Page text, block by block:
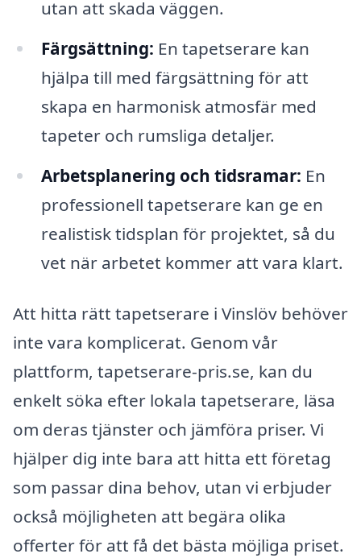
utan att skada väggen.
Färgsättning: En tapetserare kan
hjälpa till med färgsättning för att
skapa en harmonisk atmosfär med
tapeter och rumsliga detaljer.
Arbetsplanering och tidsramar: En
professionell tapetserare kan ge en
realistisk tidsplan för projektet, så du
vet när arbetet kommer att vara klart.
Att hitta rätt tapetserare i Vinslöv behöver
inte vara komplicerat. Genom vår
plattform, tapetserare-pris.se, kan du
enkelt söka efter lokala tapetserare, läsa
om deras tjänster och jämföra priser. Vi
hjälper dig inte bara att hitta ett företag
som passar dina behov, utan vi erbjuder
också möjligheten att begära olika
offerter för att få det bästa möjliga priset.